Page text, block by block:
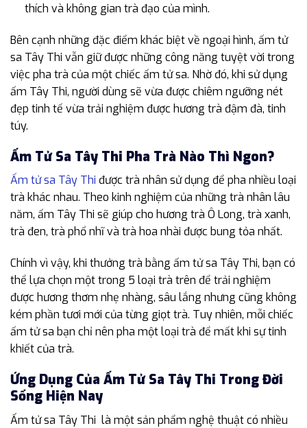
thích và không gian trà đạo của mình.
Bên cạnh những đặc điểm khác biệt về ngoại hình, ấm tử
sa Tây Thi vẫn giữ được những công năng tuyệt vời trong
việc pha trà của một chiếc ấm tử sa. Nhờ đó, khi sử dụng
ấm Tây Thi, người dùng sẽ vừa được chiêm ngưỡng nét
đẹp tinh tế vừa trải nghiệm được hương trà đậm đà, tinh
túy.
Ấm Tử Sa Tây Thi Pha Trà Nào Thì Ngon?
Ấm tử sa Tây Thi được trà nhân sử dụng để pha nhiều loại
trà khác nhau. Theo kinh nghiệm của những trà nhân lâu
năm, ấm Tây Thi sẽ giúp cho hương trà Ô Long, trà xanh,
trà đen, trà phổ nhĩ và trà hoa nhài được bung tỏa nhất.
Chính vì vậy, khi thưởng trà bằng ấm tử sa Tây Thi, bạn có
thể lựa chọn một trong 5 loại trà trên để trải nghiệm
được hương thơm nhẹ nhàng, sâu lắng nhưng cũng không
kém phần tươi mới của từng giọt trà. Tuy nhiên, mỗi chiếc
ấm tử sa bạn chỉ nên pha một loại trà để mất khi sự tinh
khiết của trà.
Ứng Dụng Của Ấm Tử Sa Tây Thi Trong Đời
Sống Hiện Nay
Ấm tử sa Tây Thi là một sản phẩm nghệ thuật có nhiều